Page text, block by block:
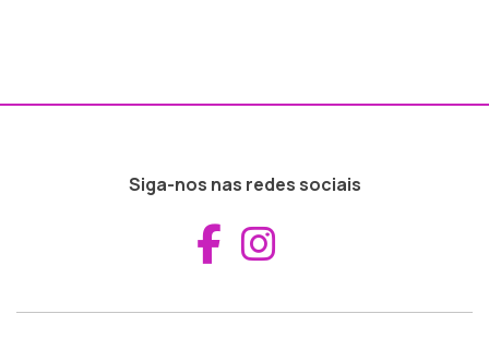
Siga-nos nas redes sociais
Aceder ao